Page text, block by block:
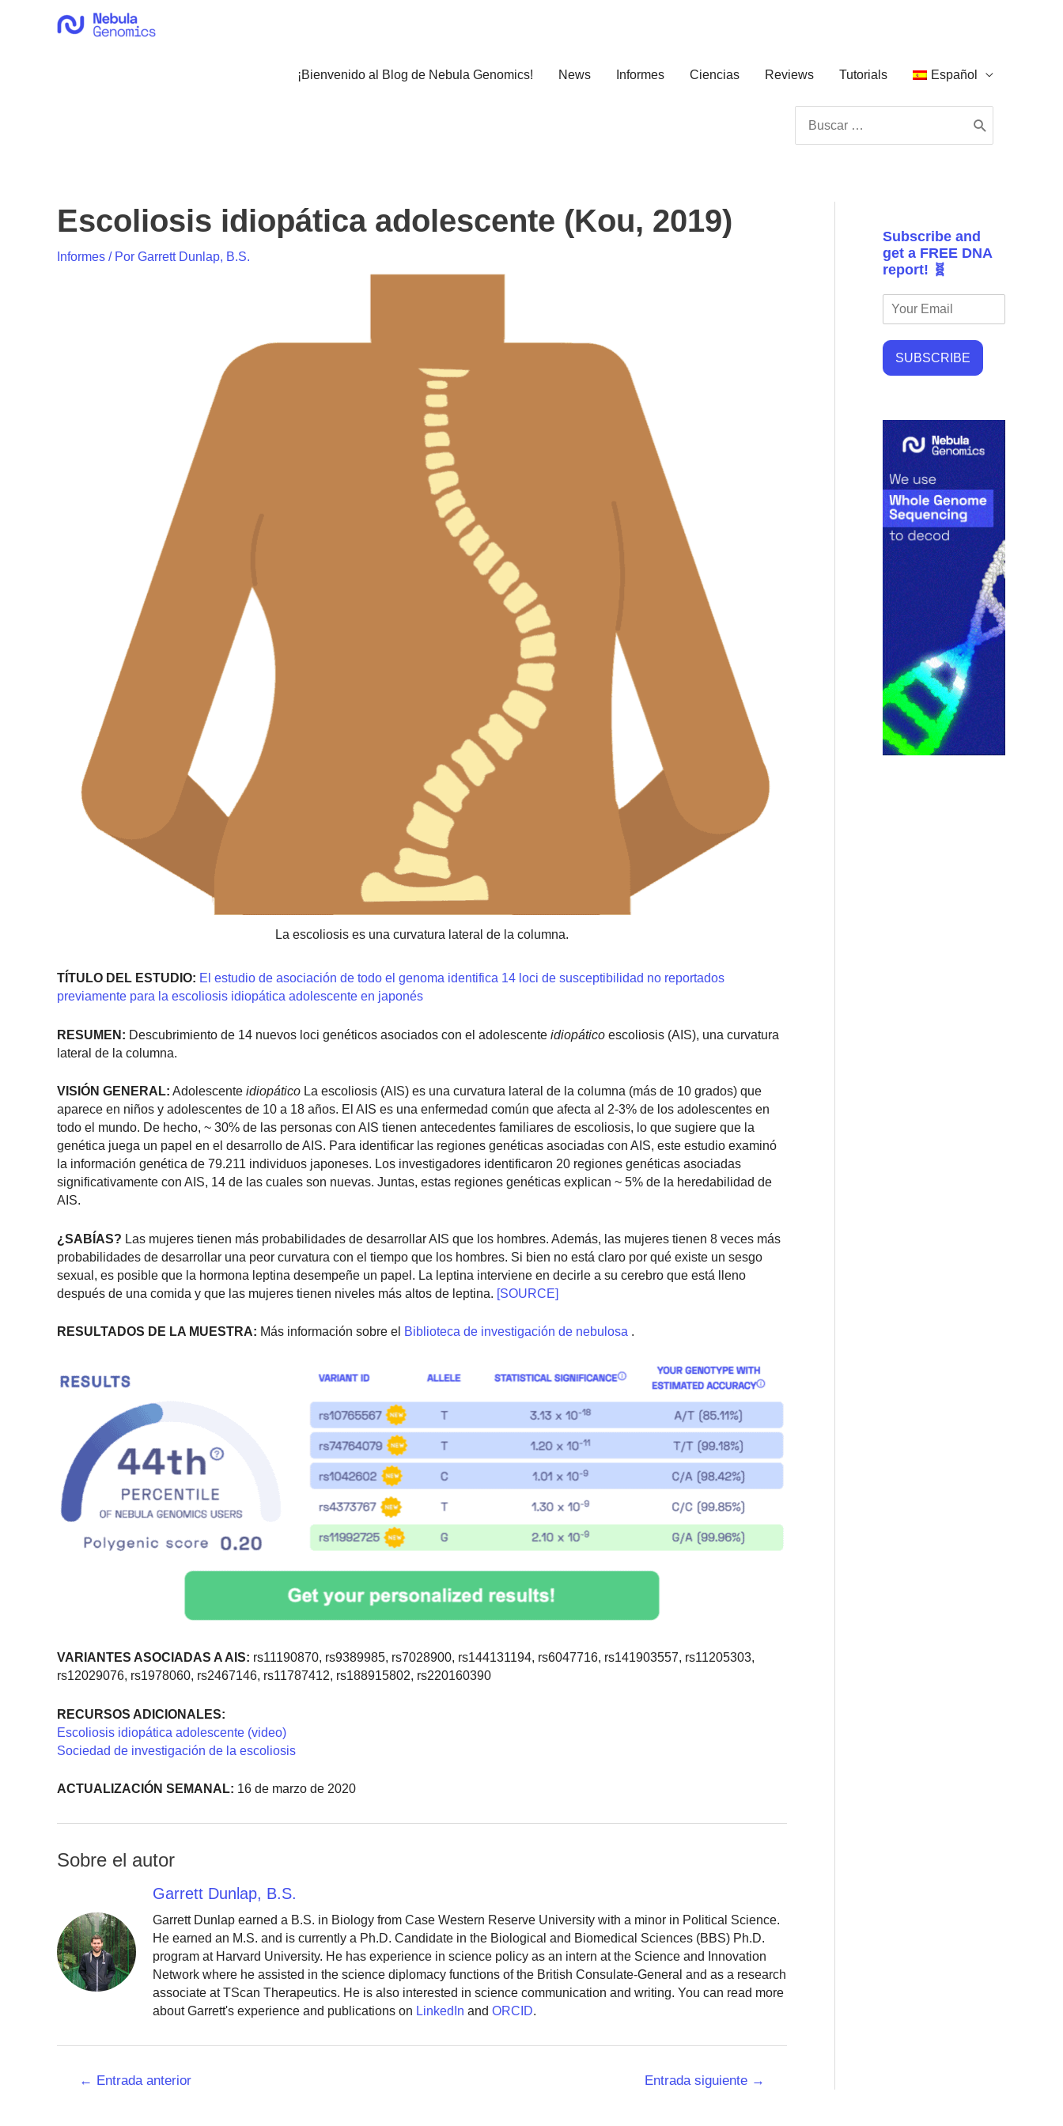
¡Bienvenido al Blog de Nebula Genomics! News Informes Ciencias Reviews Tutorials Español
por:
Escoliosis idiopática adolescente (Kou, 2019)
Informes / Por Garrett Dunlap, B.S.
La escoliosis es una curvatura lateral de la columna.
TÍTULO DEL ESTUDIO: El estudio de asociación de todo el genoma identifica 14 loci de susceptibilidad no reportados
previamente para la escoliosis idiopática adolescente en japonés
RESUMEN: Descubrimiento de 14 nuevos loci genéticos asociados con el adolescente idiopático escoliosis (AIS), una curvatura
lateral de la columna.
VISIÓN GENERAL: Adolescente idiopático La escoliosis (AIS) es una curvatura lateral de la columna (más de 10 grados) que
aparece en niños y adolescentes de 10 a 18 años. El AIS es una enfermedad común que afecta al 2-3% de los adolescentes en
todo el mundo. De hecho, ~ 30% de las personas con AIS tienen antecedentes familiares de escoliosis, lo que sugiere que la
genética juega un papel en el desarrollo de AIS. Para identificar las regiones genéticas asociadas con AIS, este estudio examinó
la información genética de 79.211 individuos japoneses. Los investigadores identificaron 20 regiones genéticas asociadas
significativamente con AIS, 14 de las cuales son nuevas. Juntas, estas regiones genéticas explican ~ 5% de la heredabilidad de
AIS.
¿SABÍAS? Las mujeres tienen más probabilidades de desarrollar AIS que los hombres. Además, las mujeres tienen 8 veces más
probabilidades de desarrollar una peor curvatura con el tiempo que los hombres. Si bien no está claro por qué existe un sesgo
sexual, es posible que la hormona leptina desempeñe un papel. La leptina interviene en decirle a su cerebro que está lleno
después de una comida y que las mujeres tienen niveles más altos de leptina. [SOURCE]
RESULTADOS DE LA MUESTRA: Más información sobre el Biblioteca de investigación de nebulosa .
VARIANTES ASOCIADAS A AIS: rs11190870, rs9389985, rs7028900, rs144131194, rs6047716, rs141903557, rs11205303,
rs12029076, rs1978060, rs2467146, rs11787412, rs188915802, rs220160390
RECURSOS ADICIONALES:
Escoliosis idiopática adolescente (video)
Sociedad de investigación de la escoliosis
ACTUALIZACIÓN SEMANAL: 16 de marzo de 2020
Sobre el autor
Garrett Dunlap, B.S.
Garrett Dunlap earned a B.S. in Biology from Case Western Reserve University with a minor in Political Science.
He earned an M.S. and is currently a Ph.D. Candidate in the Biological and Biomedical Sciences (BBS) Ph.D.
program at Harvard University. He has experience in science policy as an intern at the Science and Innovation
Network where he assisted in the science diplomacy functions of the British Consulate-General and as a research
associate at TScan Therapeutics. He is also interested in science communication and writing. You can read more
about Garrett's experience and publications on LinkedIn andORCID.
Navegación
← Entrada anterior Entrada siguiente →
Subscribe and
get a FREE DNA
report! 🧬
SUBSCRIBE